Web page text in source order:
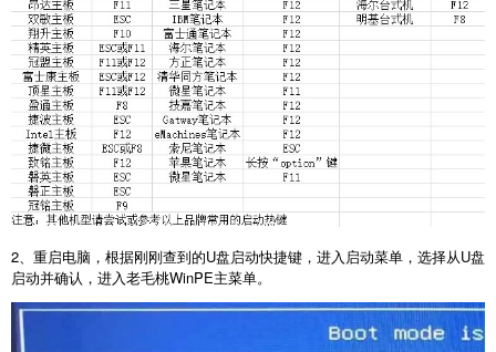
2、重启电脑，根据刚刚查到的U盘启动快捷键，进入启动菜单，选择从U盘
启动并确认，进入老毛桃WinPE主菜单。